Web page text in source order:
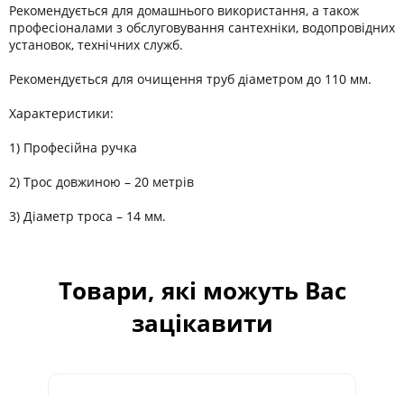
Рекомендується для домашнього використання, а також
професіоналами з обслуговування сантехніки, водопровідних
установок, технічних служб.
Рекомендується для очищення труб діаметром до 110 мм.
Характеристики:
1) Професійна ручка
2) Трос довжиною – 20 метрів
3) Діаметр троса – 14 мм.
Товари, які можуть Вас
зацікавити